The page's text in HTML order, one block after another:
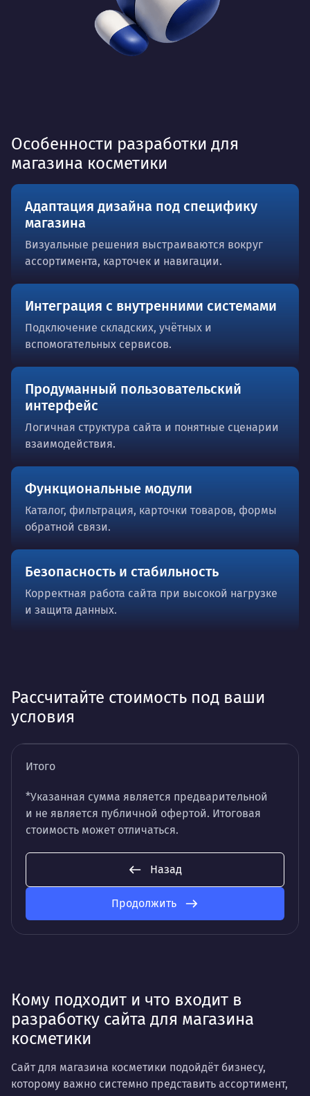
Особенности разработки для
магазина косметики
Адаптация дизайна под специфику
магазина
Визуальные решения выстраиваются вокруг
ассортимента, карточек и навигации.
Интеграция с внутренними системами
Подключение складских, учётных и
вспомогательных сервисов.
Продуманный пользовательский
интерфейс
Логичная структура сайта и понятные сценарии
взаимодействия.
Функциональные модули
Каталог, фильтрация, карточки товаров, формы
обратной связи.
Безопасность и стабильность
Корректная работа сайта при высокой нагрузке
и защита данных.
Рассчитайте стоимость под ваши
условия
Итого
*Указанная сумма является предварительной
и не является публичной офертой. Итоговая
стоимость может отличаться.
Назад
Продолжить
Кому подходит и что входит в
разработку сайта для магазина
косметики
Сайт для магазина косметики подойдёт бизнесу,
которому важно системно представить ассортимент,